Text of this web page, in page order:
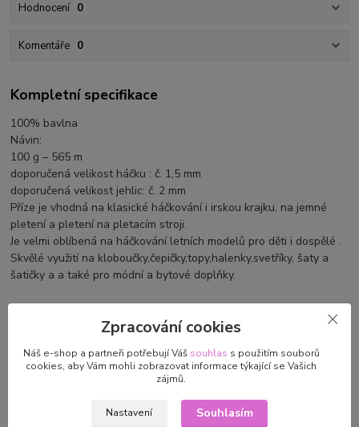
Hodnocení 0
Komentáře 0
Kompletní specifikace
100% bavlna
Návin:
100 g – 565 m
doporučená velikost háčku : č. 1,5 mm
doporučená velikost jehlic: č. 2 mm
Příze je vhodná na klasické háčkování i irskou krajku, na jemné
pletení a pletení na pletacím stroji.
Je velmi oblíbená na háčkování letních modelů pro děti i dospělé .
Skvělé využití na kloboučky,čepičky,topy,halenky,svetříky, šaty a
šatičky a a také pro módní a bytové doplňky.
Parametry
MADAME TRICOTE
PARIS/VTC, a.s. Plzeňská 868
783 91
Zpracování cookies
Náš e-shop a partneři potřebují Váš souhlas s použitím souborů
cookies, aby Vám mohli zobrazovat informace týkající se Vašich
zájmů.
Nastavení Souhlasím